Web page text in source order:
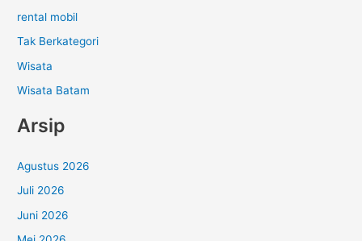
rental mobil
Tak Berkategori
Wisata
Wisata Batam
Arsip
Agustus 2026
Juli 2026
Juni 2026